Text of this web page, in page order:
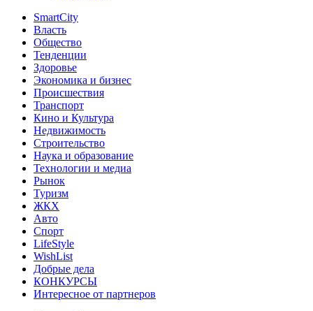
SmartCity
Власть
Общество
Тенденции
Здоровье
Экономика и бизнес
Происшествия
Транспорт
Кино и Культура
Недвижимость
Строительство
Наука и образование
Технологии и медиа
Рынок
Туризм
ЖКХ
Авто
Спорт
LifeStyle
WishList
Добрые дела
КОНКУРСЫ
Интересное от партнеров